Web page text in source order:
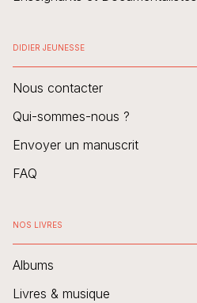
DIDIER JEUNESSE
Nous contacter
Qui-sommes-nous ?
Envoyer un manuscrit
FAQ
NOS LIVRES
Albums
Livres & musique